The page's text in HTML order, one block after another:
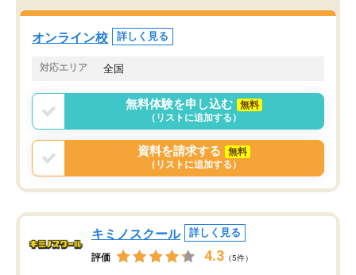
オンラインツールを使用した単語帳の
共有があり宿題もそちらで出される形
でした。
言う事で講師変更の申し出があり、あ
まりに短期での変更だった為、塾に通
う事にして退会しました。遅れも取り
戻せ、授業内容や講師の方は良かった
と思います。
くなってきたようなので
オンライン校 詳しく見る
対応エリア 全国
無料体験を申し込む
無料
（リストに追加する）
資料を請求する
無料
（リストに追加する）
キミノスクール 詳しく見る
評価 4.3 （5件）